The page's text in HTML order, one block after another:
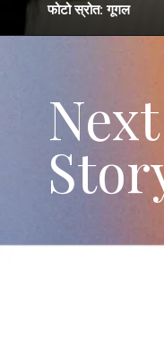
फोटो स्रोत: गूगल
Next